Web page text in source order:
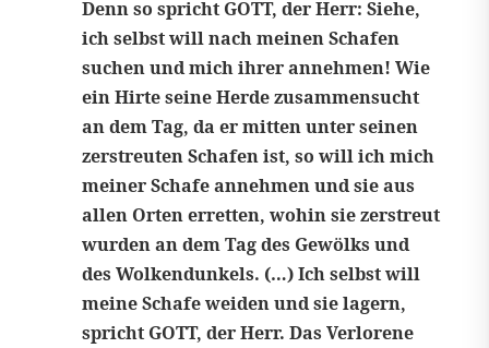
Denn so spricht GOTT, der Herr: Siehe,
ich selbst will nach meinen Schafen
suchen und mich ihrer annehmen! Wie
ein Hirte seine Herde zusammensucht
an dem Tag, da er mitten unter seinen
zerstreuten Schafen ist, so will ich mich
meiner Schafe annehmen und sie aus
allen Orten erretten, wohin sie zerstreut
wurden an dem Tag des Gewölks und
des Wolkendunkels. (…) Ich selbst will
meine Schafe weiden und sie lagern,
spricht GOTT, der Herr. Das Verlorene